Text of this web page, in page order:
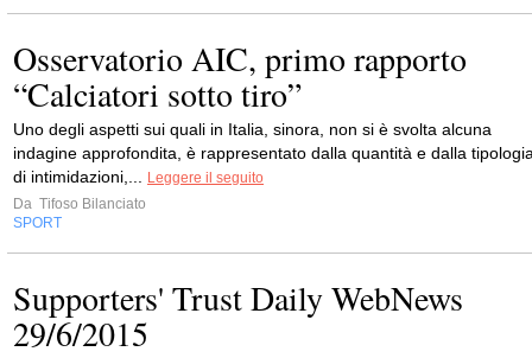
Osservatorio AIC, primo rapporto
“Calciatori sotto tiro”
Uno degli aspetti sui quali in Italia, sinora, non si è svolta alcuna
indagine approfondita, è rappresentato dalla quantità e dalla
di intimidazioni,...
Leggere il seguito
Da Tifoso Bilanciato
SPORT
Supporters' Trust Daily WebNews
29/6/2015